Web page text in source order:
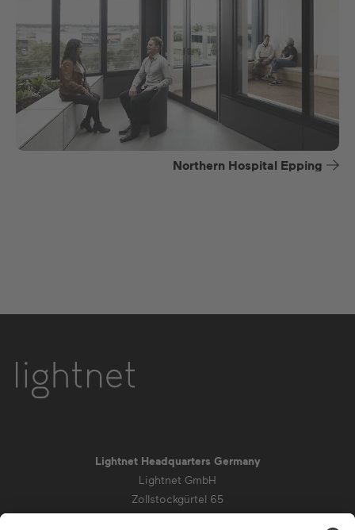
Northern Hospital Epping
Lightnet Headquarters Germany
Lightnet GmbH
Zollstockgürtel 65
50969 Köln